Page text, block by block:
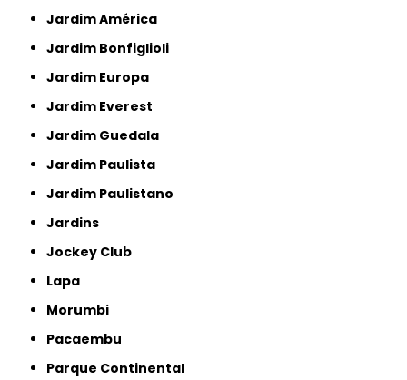
Jardim América
Jardim Bonfiglioli
Jardim Europa
Jardim Everest
Jardim Guedala
Jardim Paulista
Jardim Paulistano
Jardins
Jockey Club
Lapa
Morumbi
Pacaembu
Parque Continental